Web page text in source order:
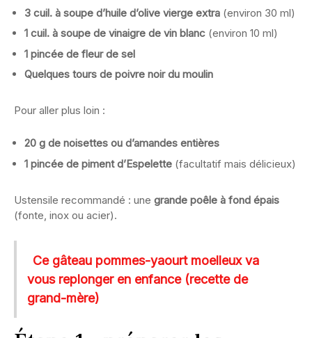
3 cuil. à soupe d’huile d’olive vierge extra (environ 30 ml)
1 cuil. à soupe de vinaigre de vin blanc (environ 10 ml)
1 pincée de fleur de sel
Quelques tours de poivre noir du moulin
Pour aller plus loin :
20 g de noisettes ou d’amandes entières
1 pincée de piment d’Espelette (facultatif mais délicieux)
Ustensile recommandé : une grande poêle à fond épais
(fonte, inox ou acier).
Ce gâteau pommes-yaourt moelleux va
vous replonger en enfance (recette de
grand-mère)